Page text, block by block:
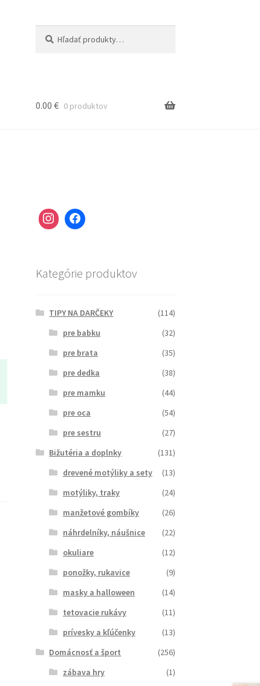
0.00 € 0 produktov
Kategórie produktov
TIPY NA DARČEKY
(114)
pre babku
(32)
pre brata
(35)
pre dedka
(38)
pre mamku
(44)
pre oca
(54)
pre sestru
(27)
Bižutéria a doplnky
(131)
drevené motýliky a sety
(13)
motýliky, traky
(24)
manžetové gombíky
(26)
náhrdelníky, náušnice
(22)
okuliare
(12)
ponožky, rukavice
(9)
masky a halloween
(14)
tetovacie rukávy
(11)
prívesky a kľúčenky
(13)
Domácnosť a šport
(256)
zábava hry
(1)